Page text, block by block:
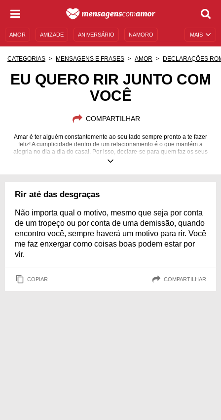
MAIS
AMOR AMIZADE ANIVERSÁRIO NAMORO
MENSAGENS DE ANIVERSÁRIO
CATEGORIAS MENSAGENS E FRASES AMOR DECLARAÇÕES
EU QUERO RIR JUNTO COM
VOCÊ
COMPARTILHAR
Amar é ter alguém constantemente ao seu lado sempre pronto a te fazer
feliz! A cumplicidade dentro de um relacionamento é o que mantém a
alegria no dia a dia do casal. Por isso, declare-se para quem faz os seus
dias mais felizes apenas com um sorriso!
Rir até das desgraças
Não importa qual o motivo, mesmo que seja por conta
de um tropeço ou por conta de uma demissão, quando
encontro você, sempre haverá um motivo para rir. Você
me faz enxergar como coisas boas podem estar por
vir.
COPIAR COMPARTILHAR